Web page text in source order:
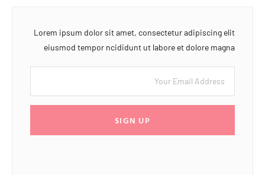
Lorem ipsum dolor sit amet, consectetur adipiscing elit
eiusmod tempor ncididunt ut labore et dolore magna
SIGN UP